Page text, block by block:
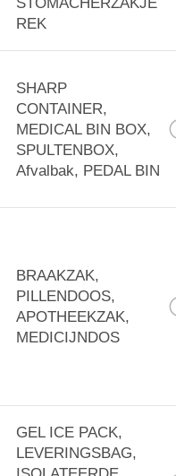
STOMACHERZAKJE
REK
SHARP
CONTAINER,
MEDICAL BIN BOX,
SPULTENBOX,
Afvalbak, PEDAL BIN
BRAAKZAK,
PILLENDOOS,
APOTHEEKZAK,
MEDICIJNDOS
GEL ICE PACK,
LEVERINGSBAG,